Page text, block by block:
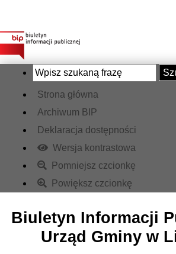
Strona główna
Archiwum BIP
Deklaracja dostępności
Wersja kontrastowa
Pomniejsz czcionkę
Powiększ czcionkę
Biuletyn Informacji
Urząd Gminy w